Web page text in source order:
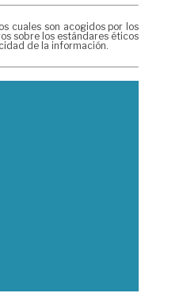
cuales son acogidos por los
sobre los estándares éticos
de la información.